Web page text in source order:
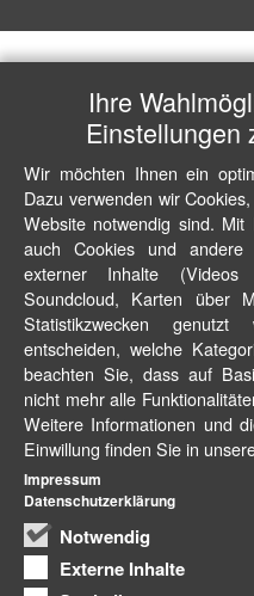
Ihre
Einstellungen
Wir möchten Ihnen ein
Dazu verwenden wir
Website notwendig sind.
auch Cookies und andere
externer Inhalte
Soundcloud, Karten über
Statistikzwecken
entscheiden, welche
beachten Sie, dass auf
nicht mehr alle
Weitere Informationen und
Einwillung finden Sie in
Notwendig
Externe Inhalte
Impressum
Datenschutzerklärung